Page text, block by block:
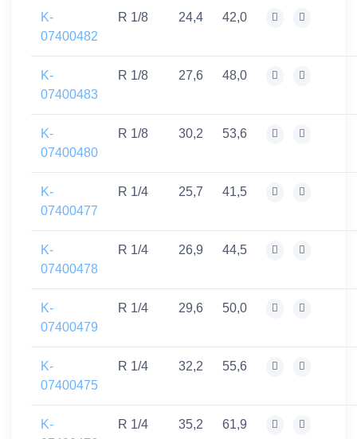
K-
07400482
R 1/8 24,4 42,0
K-
07400483
R 1/8 27,6 48,0
K-
07400480
R 1/8 30,2 53,6
K-
07400477
R 1/4 25,7 41,5
K-
07400478
R 1/4 26,9 44,5
K-
07400479
R 1/4 29,6 50,0
K-
07400475
R 1/4 32,2 55,6
K-
R 1/4 35,2 61,9